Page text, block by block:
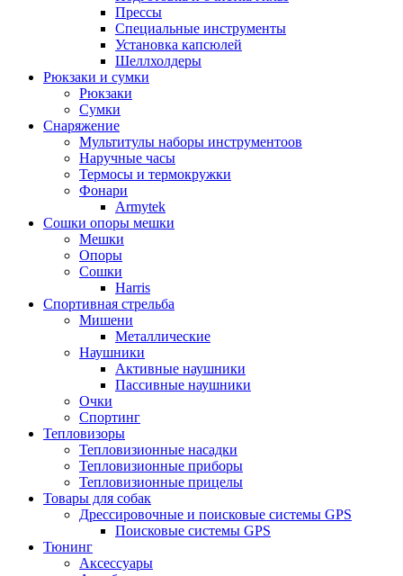
Прессы
Специальные инструменты
Установка капсюлей
Шеллхолдеры
Рюкзаки и сумки
Рюкзаки
Сумки
Снаряжение
Мультитулы наборы инструментоов
Наручные часы
Термосы и термокружки
Фонари
Armytek
Сошки опоры мешки
Мешки
Опоры
Сошки
Harris
Спортивная стрельба
Мишени
Металлические
Наушники
Активные наушники
Пассивные наушники
Очки
Спортинг
Тепловизоры
Тепловизионные насадки
Тепловизионные приборы
Тепловизионные прицелы
Товары для собак
Дрессировочные и поисковые системы GPS
Поисковые системы GPS
Тюнинг
Аксессуары